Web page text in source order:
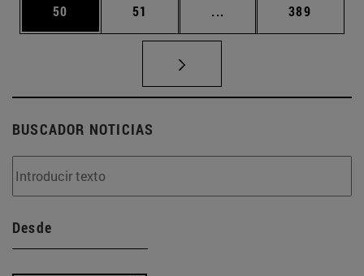
Página
50 Página
51 ... Páginas intermedias
Página
389
BUSCADOR NOTICIAS
Desde